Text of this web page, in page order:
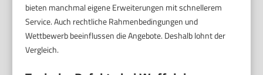
bieten manchmal eigene Erweiterungen mit schnellerem
Service. Auch rechtliche Rahmenbedingungen und
Wettbewerb beeinflussen die Angebote. Deshalb lohnt der
Vergleich.